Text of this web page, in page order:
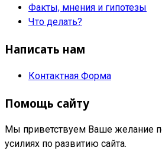
Факты, мнения и гипотезы
Что делать?
Написать нам
Контактная Форма
Помощь сайту
Мы приветствуем Ваше желание
усилиях по развитию сайта.